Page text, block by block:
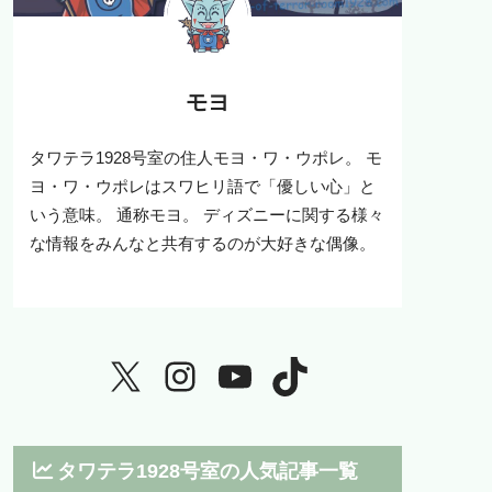
モヨ
タワテラ1928号室の住人モヨ・ワ・ウポレ。 モ
ヨ・ワ・ウポレはスワヒリ語で「優しい心」と
いう意味。 通称モヨ。 ディズニーに関する様々
な情報をみんなと共有するのが大好きな偶像。
タワテラ1928号室の人気記事一覧